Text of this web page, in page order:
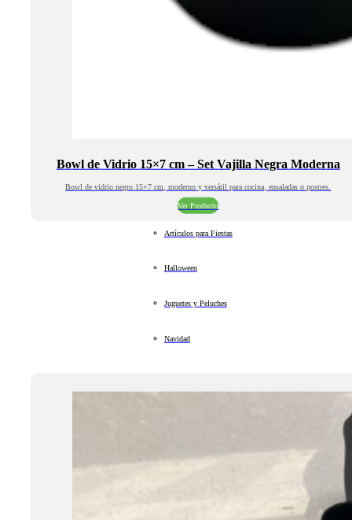
Bowl de Vidrio 15×7 cm – Set Vajilla Negra Moderna
Bowl de vidrio negro 15×7 cm, moderno y versátil para cocina, ensaladas o postres.
Ver Producto
Artículos para Fiestas
Halloween
Juguetes y Peluches
Navidad